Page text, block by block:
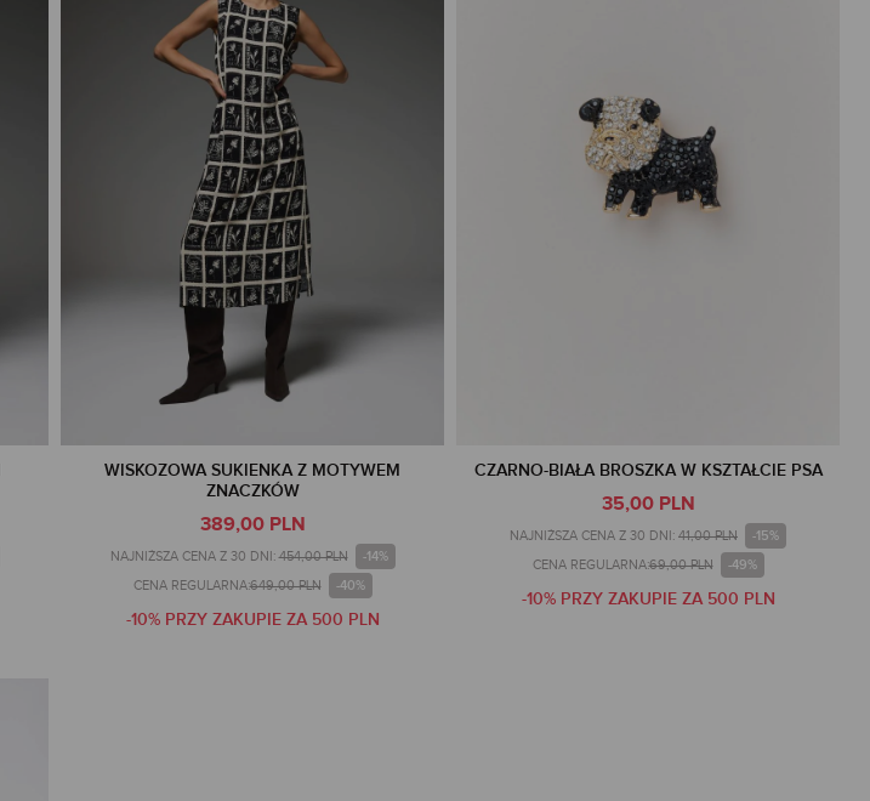
WISKOZOWA SUKIENKA Z MOTYWEM
ZNACZKÓW
389,00 PLN
NAJNIŻSZA CENA Z 30 DNI: 454,00 PLN -14%
CENA REGULARNA:649,00 PLN -40%
-10% PRZY ZAKUPIE ZA 500 PLN
CZARNO-BIAŁA BROSZKA W KSZTAŁCIE PSA
35,00 PLN
NAJNIŻSZA CENA Z 30 DNI: 41,00 PLN -15%
CENA REGULARNA:69,00 PLN -49%
-10% PRZY ZAKUPIE ZA 500 PLN